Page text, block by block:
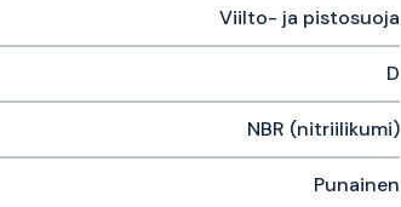
Viilto- ja pistosuoja
D
NBR (nitriilikumi)
Punainen